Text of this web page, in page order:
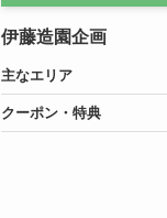
伊藤造園企画
主なエリア
クーポン・特典